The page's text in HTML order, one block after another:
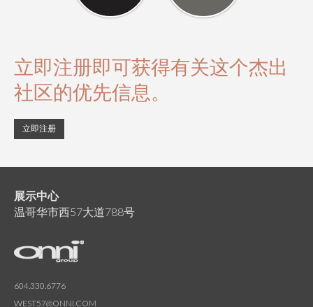
立即注册即可获得有关这个杰出
社区的优先信息。
立即注册
展示中心
温哥华市西57大道788号
604.330.6776
WEST57@ONNI.COM